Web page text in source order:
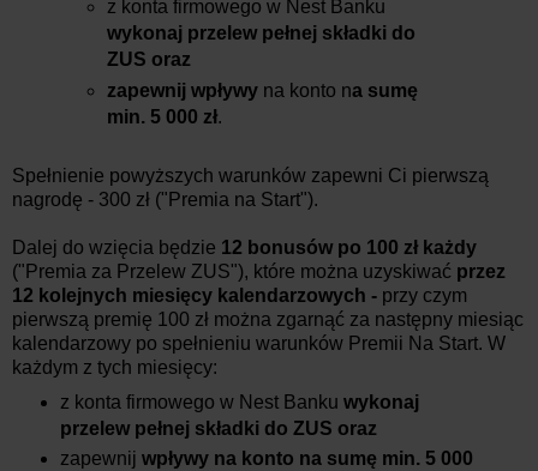
z konta firmowego w Nest Banku
wykonaj przelew pełnej składki do
ZUS oraz
zapewnij wpływy na konto na sumę
min. 5 000 zł.
Spełnienie powyższych warunków zapewni Ci pierwszą
nagrodę - 300 zł ("Premia na Start").
Dalej do wzięcia będzie 12 bonusów po 100 zł każdy
("Premia za Przelew ZUS"), które można uzyskiwać przez
12 kolejnych miesięcy kalendarzowych - przy czym
pierwszą premię 100 zł można zgarnąć za następny miesiąc
kalendarzowy po spełnieniu warunków Premii Na Start. W
każdym z tych miesięcy:
z konta firmowego w Nest Banku wykonaj
przelew pełnej składki do ZUS oraz
zapewnij wpływy na konto na sumę min. 5 000